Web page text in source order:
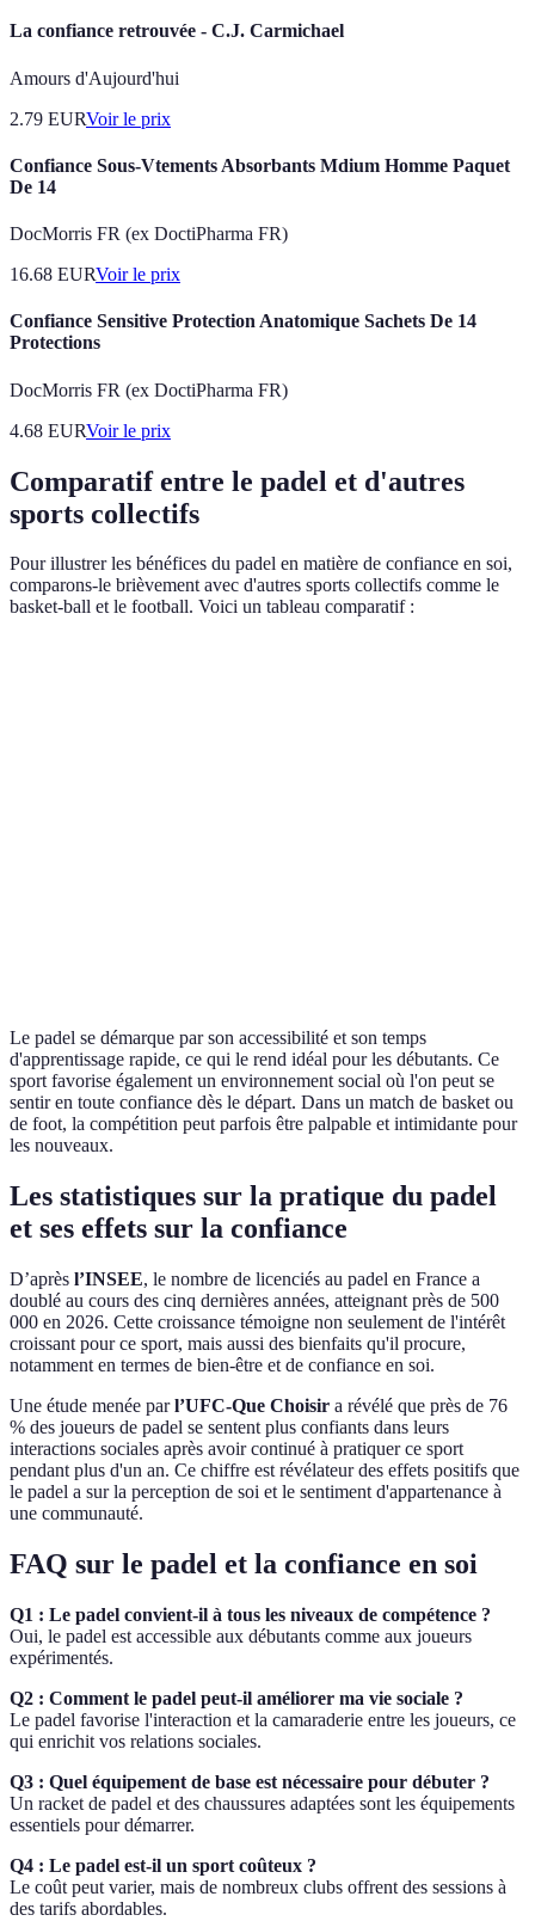
La confiance retrouvée - C.J. Carmichael
Amours d'Aujourd'hui
2.79 EURVoir le prix
Confiance Sous-Vtements Absorbants Mdium Homme Paquet
De 14
DocMorris FR (ex DoctiPharma FR)
16.68 EURVoir le prix
Confiance Sensitive Protection Anatomique Sachets De 14
Protections
DocMorris FR (ex DoctiPharma FR)
4.68 EURVoir le prix
Comparatif entre le padel et d'autres
sports collectifs
Pour illustrer les bénéfices du padel en matière de confiance en soi,
comparons-le brièvement avec d'autres sports collectifs comme le
basket-ball et le football. Voici un tableau comparatif :
Le padel se démarque par son accessibilité et son temps
d'apprentissage rapide, ce qui le rend idéal pour les débutants. Ce
sport favorise également un environnement social où l'on peut se
sentir en toute confiance dès le départ. Dans un match de basket ou
de foot, la compétition peut parfois être palpable et intimidante pour
les nouveaux.
Les statistiques sur la pratique du padel
et ses effets sur la confiance
D’après l’INSEE, le nombre de licenciés au padel en France a
doublé au cours des cinq dernières années, atteignant près de 500
000 en 2026. Cette croissance témoigne non seulement de l'intérêt
croissant pour ce sport, mais aussi des bienfaits qu'il procure,
notamment en termes de bien-être et de confiance en soi.
Une étude menée parl’UFC-Que Choisir a révélé que près de 76
% des joueurs de padel se sentent plus confiants dans leurs
interactions sociales après avoir continué à pratiquer ce sport
pendant plus d'un an. Ce chiffre est révélateur des effets positifs que
le padel a sur la perception de soi et le sentiment d'appartenance à
une communauté.
FAQ sur le padel et la confiance en soi
Q1 : Le padel convient-il à tous les niveaux de compétence ?
Oui, le padel est accessible aux débutants comme aux joueurs
expérimentés.
Q2 : Comment le padel peut-il améliorer ma vie sociale ?
Le padel favorise l'interaction et la camaraderie entre les joueurs, ce
qui enrichit vos relations sociales.
Q3 : Quel équipement de base est nécessaire pour débuter ?
Un racket de padel et des chaussures adaptées sont les équipements
essentiels pour démarrer.
Q4 : Le padel est-il un sport coûteux ?
Le coût peut varier, mais de nombreux clubs offrent des sessions à
des tarifs abordables.